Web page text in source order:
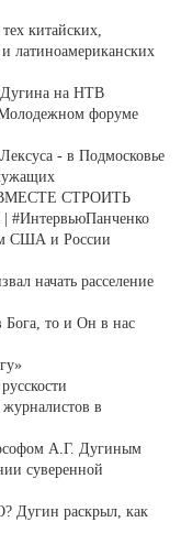
китайских,
латиноамериканских
Дугина на НТВ
форуме
- в Подмосковье
СТРОИТЬ
США и России
начать расселение
то и Он в нас
в
А.Г. Дугиным
суверенной
Дугин раскрыл, как